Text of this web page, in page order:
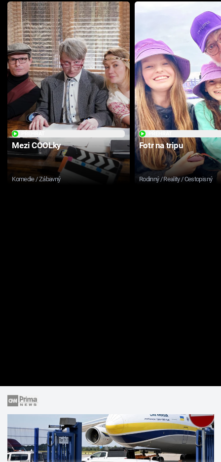
Mezi COOLky
Komedie / Zábavný
Fotr na tripu
Rodinný / Reality / Cestopisný